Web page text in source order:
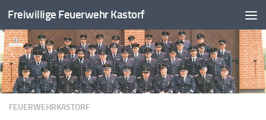
Zum Inhalt springen
Freiwillige Feuerwehr Kastorf
FEUERWEHRKASTORF